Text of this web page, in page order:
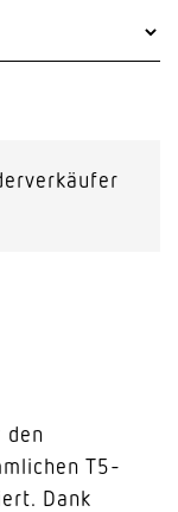
den
T5-
Dank